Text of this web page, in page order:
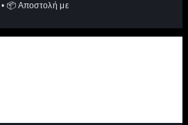
• 📦 Αποστολή με